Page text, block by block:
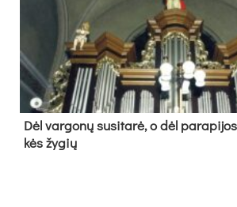
Dėl var­go­nų su­si­ta­rė, o dėl
kės žy­gių